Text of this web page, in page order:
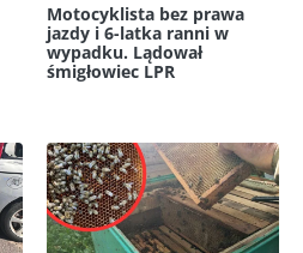
Motocyklista bez prawa
jazdy i 6-latka ranni w
wypadku. Lądował
śmigłowiec LPR